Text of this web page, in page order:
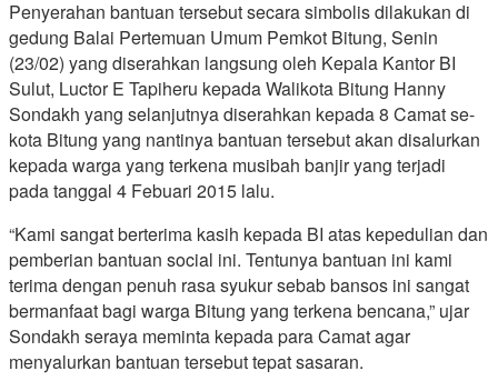
Penyerahan bantuan tersebut secara simbolis dilakukan di
gedung Balai Pertemuan Umum Pemkot Bitung, Senin
(23/02) yang diserahkan langsung oleh Kepala Kantor BI
Sulut, Luctor E Tapiheru kepada Walikota Bitung Hanny
Sondakh yang selanjutnya diserahkan kepada 8 Camat se-
kota Bitung yang nantinya bantuan tersebut akan disalurkan
kepada warga yang terkena musibah banjir yang terjadi
pada tanggal 4 Febuari 2015 lalu.
“Kami sangat berterima kasih kepada BI atas kepedulian dan
pemberian bantuan social ini. Tentunya bantuan ini kami
terima dengan penuh rasa syukur sebab bansos ini sangat
bermanfaat bagi warga Bitung yang terkena bencana,” ujar
Sondakh seraya meminta kepada para Camat agar
menyalurkan bantuan tersebut tepat sasaran.